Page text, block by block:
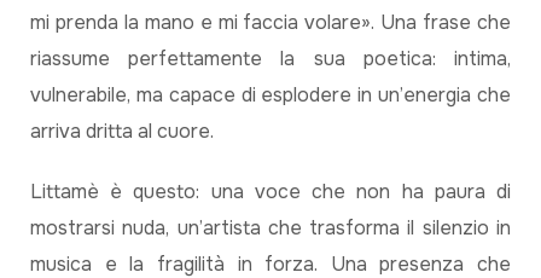
mi prenda la mano e mi faccia volare». Una frase che
riassume perfettamente la sua poetica: intima,
vulnerabile, ma capace di esplodere in un’energia che
arriva dritta al cuore.
Littamè è questo: una voce che non ha paura di
mostrarsi nuda, un’artista che trasforma il silenzio in
musica e la fragilità in forza. Una presenza che